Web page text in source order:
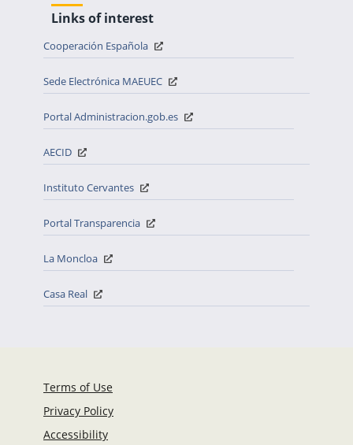
Links of interest
Cooperación Española
Sede Electrónica MAEUEC
Portal Administracion.gob.es
AECID
Instituto Cervantes
Portal Transparencia
La Moncloa
Casa Real
Terms of Use
Privacy Policy
Accessibility